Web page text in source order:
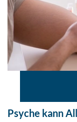
Psyche kann